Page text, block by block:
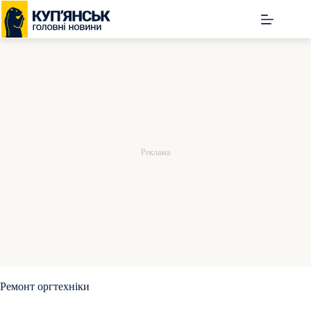
Перейти
до
вмісту
Ремонт оргтехніки